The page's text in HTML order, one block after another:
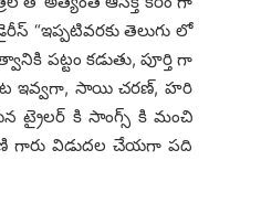
“ఇప్పటివరకు తెలుగు లో
పట్టం కడుతు, పూర్తి గా
ఇవ్వగా, సాయి చరణ్, హరి
ట్రైలర్ కి సాంగ్స్ కి మంచి
గారు విడుదల చేయగా పది